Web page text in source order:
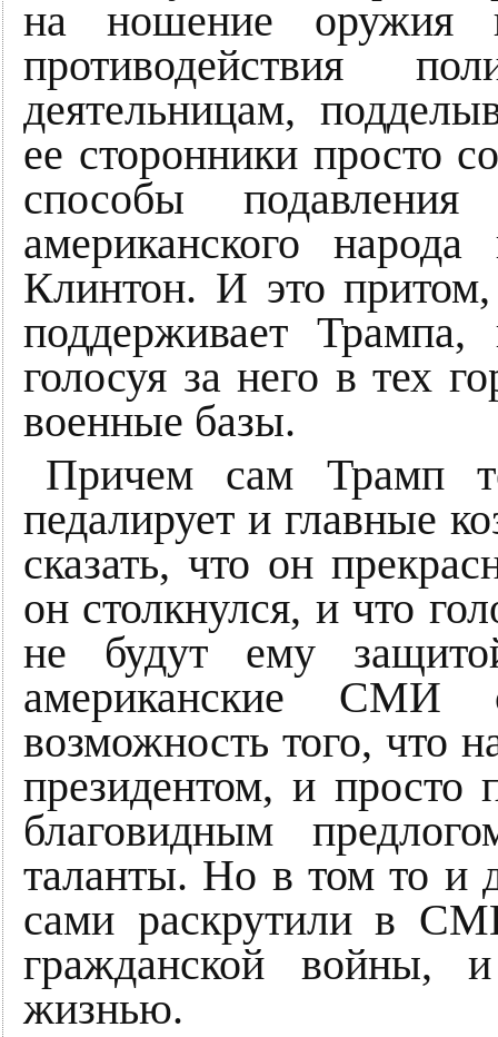
на ношение оружия
противодействия
деятельницам,
ее сторонники просто
способы
американского
Клинтон. И это
поддерживает
голосуя за него в тех
военные базы.
Причем сам Трамп
педалирует и главные
сказать, что он
он столкнулся, и что
не будут ему
американские СМИ
возможность того, что
президентом, и просто
благовидным
таланты. Но в том то и
сами раскрутили в
гражданской войны,
жизнью.